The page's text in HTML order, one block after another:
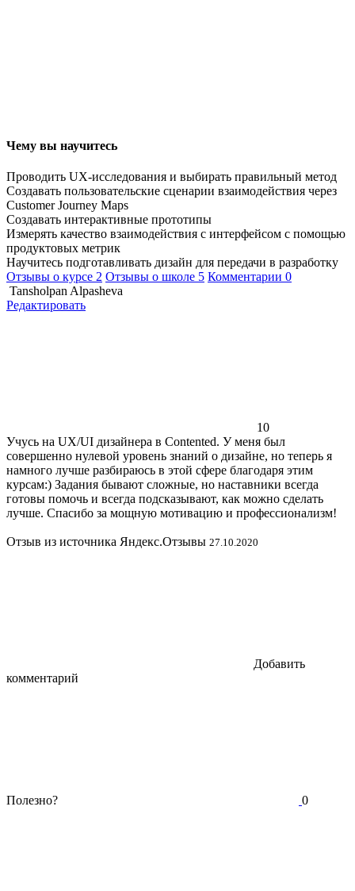
Чему вы научитесь
Проводить UX-исследования и выбирать правильный метод
Создавать пользовательские сценарии взаимодействия через
Customer Journey Maps
Создавать интерактивные прототипы
Измерять качество взаимодействия с интерфейсом с помощью
продуктовых метрик
Научитесь подготавливать дизайн для передачи в разработку
Отзывы о курсе 2 Отзывы о школе 5 Комментарии 0
Tansholpan Alpasheva
Редактировать
10
Учусь на UX/UI дизайнера в Contented. У меня был
совершенно нулевой уровень знаний о дизайне, но теперь я
намного лучше разбираюсь в этой сфере благодаря этим
курсам:) Задания бывают сложные, но наставники всегда
готовы помочь и всегда подсказывают, как можно сделать
лучше. Спасибо за мощную мотивацию и профессионализм!
Отзыв из источника Яндекс.Отзывы 27.10.2020
Добавить
комментарий
Полезно? 0